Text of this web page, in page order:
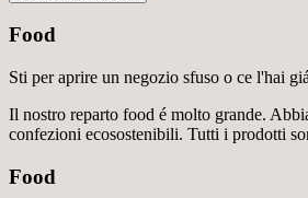
Food
Sti per aprire un negozio sfuso o ce l'hai
Il nostro reparto food é molto grande.
confezioni ecosostenibili. Tutti i prodotti
Food